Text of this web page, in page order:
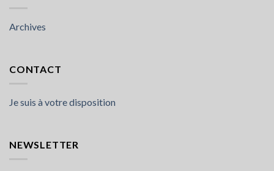
Archives
CONTACT
Je suis à votre disposition
NEWSLETTER